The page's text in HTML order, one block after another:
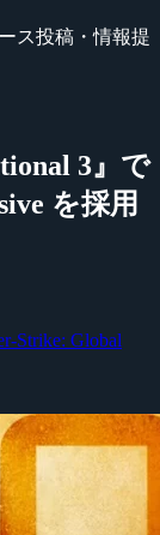
ス投稿・情報提
3』で
を採用
Strike: Global